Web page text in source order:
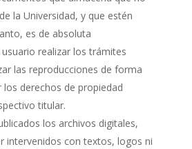
la Universidad, y que estén
es de absoluta
realizar los trámites
las reproducciones de forma
los derechos de propiedad
titular.
los archivos digitales,
intervenidos con textos, logos ni